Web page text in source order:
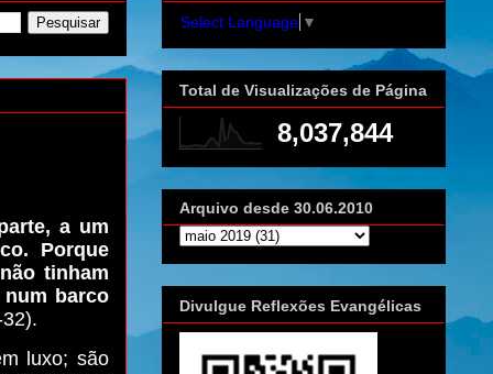
a um
Porque
tinham
num barco
luxo; são
Select Language ▼
Total de Visualizações de Página
8,037,844
Arquivo desde 30.06.2010
Divulgue Reflexões Evangélicas